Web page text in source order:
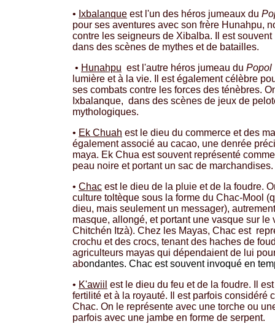
• Ixbalanque est l'un des héros jumeaux du
pour ses aventures avec son frère Hunahpu,
contre les seigneurs de Xibalba. Il est souvent
dans des scènes de mythes et de batailles.
• Hunahpu est l'autre héros jumeau du Popol
lumière et à la vie. Il est également célèbre
ses combats contre les forces des ténèbres.
Ixbalanque, dans des scènes de jeux de
mythologiques.
• Ek Chuah est le dieu du commerce et des
également associé au cacao, une denrée
maya. Ek Chua est souvent représenté
peau noire et portant un sac de marchandises.
• Chac est le dieu de la pluie et de la foudre.
culture toltèque sous la forme du Chac-Mool
dieu, mais seulement un messager),
masque, allongé, et portant une vasque sur le
Chitchén Itzà). Chez les Mayas, Chac est
crochu et des crocs, tenant des haches de
agriculteurs mayas qui dépendaient de lui
abondantes. Chac est souvent invoqué en
• K'awiil est le dieu du feu et de la foudre. Il
fertilité et à la royauté. Il est parfois considéré
Chac. On le représente avec une torche ou
parfois avec une jambe en forme de serpent.